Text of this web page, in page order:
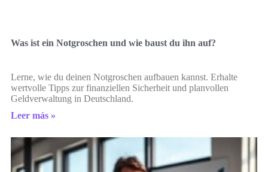
Was ist ein Notgroschen und wie baust du ihn auf?
Lerne, wie du deinen Notgroschen aufbauen kannst. Erhalte
wertvolle Tipps zur finanziellen Sicherheit und planvollen
Geldverwaltung in Deutschland.
Leer más »